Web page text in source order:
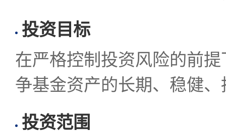
投资目标
在严格控制投资风险的前
争基金资产的长期、稳健
投资范围